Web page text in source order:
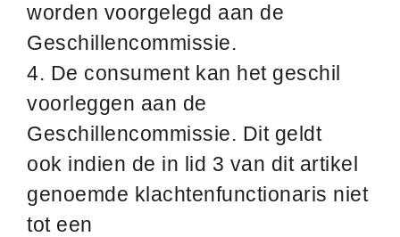
worden voorgelegd aan de
Geschillencommissie.
4. De consument kan het geschil
voorleggen aan de
Geschillencommissie. Dit geldt
ook indien de in lid 3 van dit artikel
genoemde klachtenfunctionaris niet
tot een